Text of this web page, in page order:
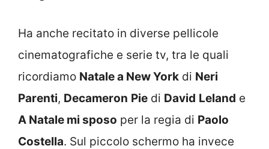
Ha anche recitato in diverse pellicole
cinematografiche e serie tv, tra le quali
ricordiamo Natale a New York di Neri
Parenti, Decameron Pie di David Leland e
A Natale mi sposo per la regia di Paolo
Costella. Sul piccolo schermo ha invece